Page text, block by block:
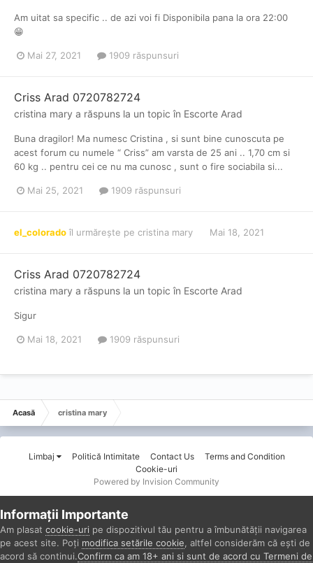
Am uitat sa specific .. de azi voi fi Disponibila pana la ora 22:00
😁
Mai 27, 2021 1909 răspunsuri
Criss Arad 0720782724
cristina mary a răspuns la un topic în Escorte Arad
Buna dragilor! Ma numesc Cristina , si sunt bine cunoscuta pe
acest forum cu numele “ Criss” am varsta de 25 ani .. 1,70 cm si
60 kg .. pentru cei ce nu ma cunosc , sunt o fire sociabila si...
Mai 25, 2021 1909 răspunsuri
el_colorado îl urmărește pe cristina mary Mai 18, 2021
Criss Arad 0720782724
cristina mary a răspuns la un topic în Escorte Arad
Sigur
Mai 18, 2021 1909 răspunsuri
Acasă cristina mary
Limbaj Politică Intimitate Contact Us
Terms and Condition
Cookie-uri
Powered by Invision Community
Informații Importante
Am plasat cookie-uri pe dispozitivul tău pentru a îmbunătății navigarea
pe acest site. Poți modifica setările cookie , altfel considerăm că ești de
acord să continui.Confirm ca am 18+ ani si sunt de acord cu Termeni de